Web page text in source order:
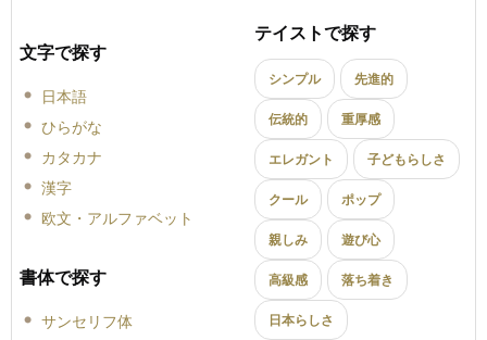
文字で探す
日本語
ひらがな
カタカナ
漢字
欧文・アルファベット
書体で探す
サンセリフ体
テイストで探す
シンプル 先進的
伝統的 重厚感
エレガント 子どもらしさ
クール ポップ
親しみ 遊び心
高級感 落ち着き
日本らしさ